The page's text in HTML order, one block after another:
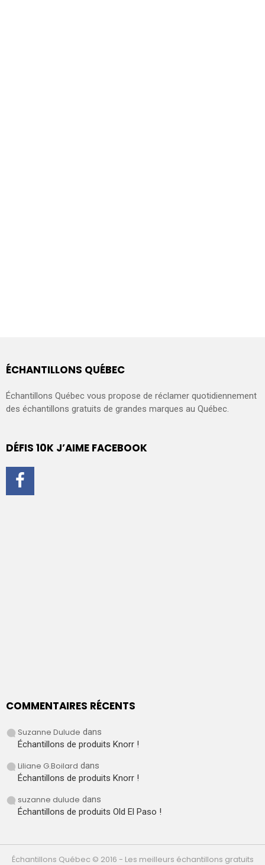
ÉCHANTILLONS QUÉBEC
Échantillons Québec vous propose de réclamer quotidiennement
des échantillons gratuits de grandes marques au Québec.
DÉFIS 10K J’AIME FACEBOOK
COMMENTAIRES RÉCENTS
Suzanne Dulude dans
Échantillons de produits Knorr !
Liliane G.Boilard dans
Échantillons de produits Knorr !
suzanne dulude dans
Échantillons de produits Old El Paso !
Échantillons Québec © 2016 - Les meilleurs échantillons gratuits